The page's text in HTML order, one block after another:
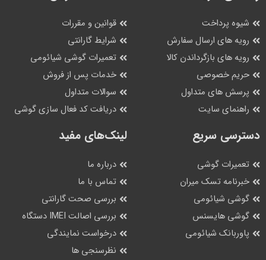
شیوه پرداخت
رویه های ارسال سفارش
رویه های بازگرداندن کالا
حریم خصوصی
پرسش های متداول
راهنمای سایت
قوانین و مقررات
شرایط گارانتی
تعمیرات گوشی شیائومی
خدمات پس از فروش
سوالات متداول
دریافت کد فعال سازی گوشی
دسترسی سریع
تعمیرات گوشی
خبرنامه تسک میران
گوشی شیائومی
گوشی هایسنس
پاوربانک شیائومی
لینک‌های مفید
درباره ما
تماس با ما
بررسی صحت گارانتی
بررسی اصالت IMEI دستگاه
درخواست نمایندگی
نظرسنجی ها